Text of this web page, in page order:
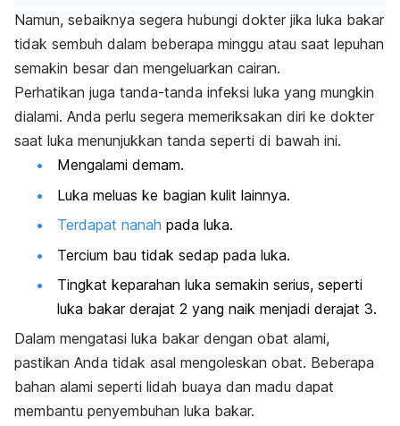
Namun, sebaiknya segera hubungi dokter jika luka bakar
tidak sembuh dalam beberapa minggu atau saat lepuhan
semakin besar dan mengeluarkan cairan.
Perhatikan juga tanda-tanda infeksi luka yang mungkin
dialami. Anda perlu segera memeriksakan diri ke dokter
saat luka menunjukkan tanda seperti di bawah ini.
Mengalami demam.
Luka meluas ke bagian kulit lainnya.
Terdapat nanah pada luka.
Tercium bau tidak sedap pada luka.
Tingkat keparahan luka semakin serius, seperti
luka bakar derajat 2 yang naik menjadi derajat 3.
Dalam mengatasi luka bakar dengan obat alami,
pastikan Anda tidak asal mengoleskan obat. Beberapa
bahan alami seperti lidah buaya dan madu dapat
membantu penyembuhan luka bakar.